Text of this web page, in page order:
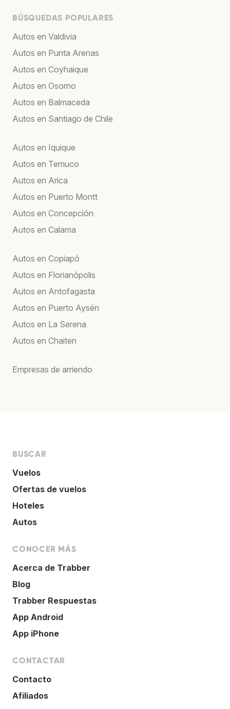
BÚSQUEDAS POPULARES
Autos en Valdivia
Autos en Punta Arenas
Autos en Coyhaique
Autos en Osorno
Autos en Balmaceda
Autos en Santiago de Chile
Autos en Iquique
Autos en Temuco
Autos en Arica
Autos en Puerto Montt
Autos en Concepción
Autos en Calama
Autos en Copiapó
Autos en Florianópolis
Autos en Antofagasta
Autos en Puerto Aysén
Autos en La Serena
Autos en Chaiten
Empresas de arriendo
BUSCAR
Vuelos
Ofertas de vuelos
Hoteles
Autos
CONOCER MÁS
Acerca de Trabber
Blog
Trabber Respuestas
App Android
App iPhone
CONTACTAR
Contacto
Afiliados